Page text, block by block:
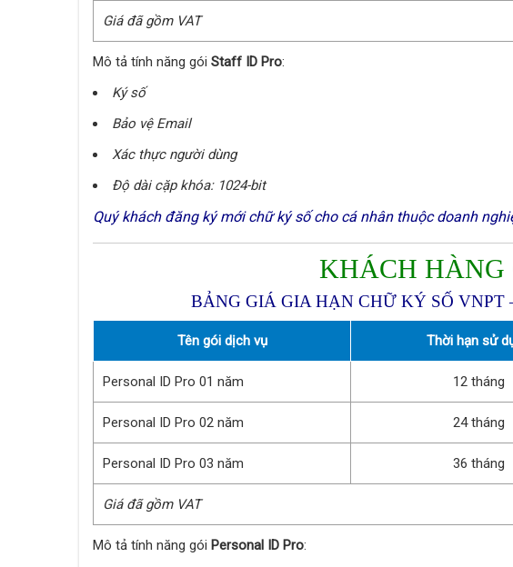
Giá đã gồm VAT
Mô tả tính năng gói Staff ID Pro:
Ký số
Bảo vệ Email
Xác thực người dùng
Độ dài cặp khóa: 1024-bit
Quý khách đăng ký mới chữ ký số cho cá nhân thuộc doanh
KHÁCH HÀNG
BẢNG GIÁ GIA HẠN CHỮ KÝ SỐ
Tên gói dịch vụ Thời hạn sử
Personal ID Pro 01 năm 12 tháng
Personal ID Pro 02 năm 24 tháng
Personal ID Pro 03 năm 36 tháng
Giá đã gồm VAT
Mô tả tính năng gói Personal ID Pro: